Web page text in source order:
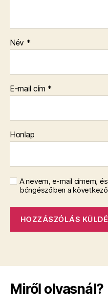
Név *
E-mail cím *
Honlap
A nevem, e-mail címem,
böngészőben a
Miről olvasnál?